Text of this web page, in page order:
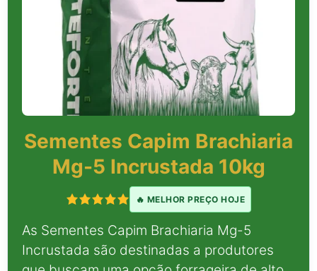
Sementes Capim Brachiaria
Mg-5 Incrustada 10kg
🔥 MELHOR PREÇO HOJE
As Sementes Capim Brachiaria Mg-5
Incrustada são destinadas a produtores